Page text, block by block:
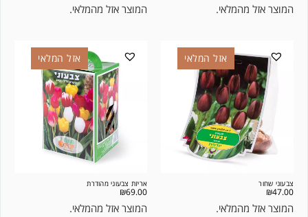
המוצר אזל מהמלאי. המוצר אזל מהמלאי.
אזל המלאי
צבעוני שחור
₪47.00
המוצר אזל מהמלאי.
אזל המלאי
אריזת צבעוני מהודרת
₪69.00
המוצר אזל מהמלאי.